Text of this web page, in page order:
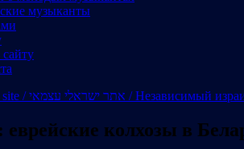
музыканты
еврейские колхозы в